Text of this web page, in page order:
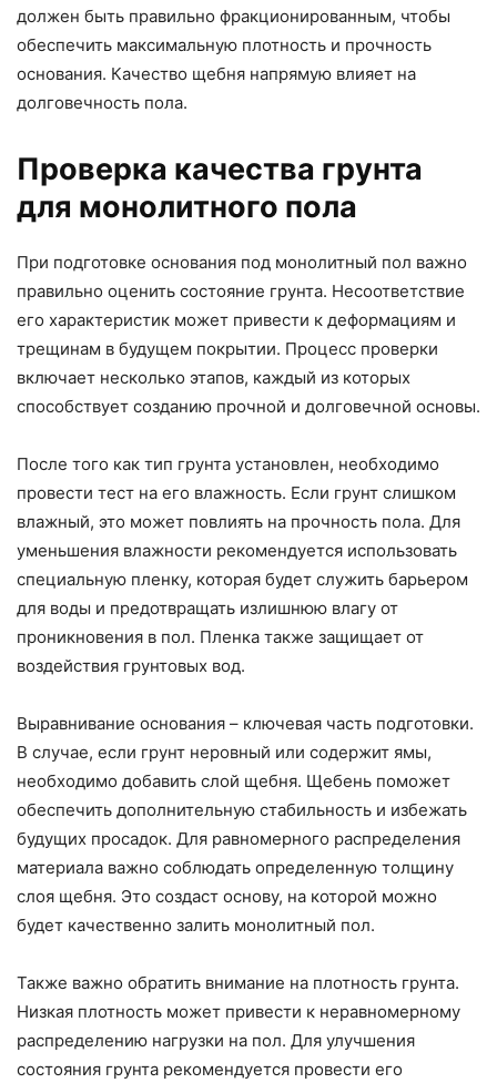
должен быть правильно фракционированным, чтобы
обеспечить максимальную плотность и прочность
основания. Качество щебня напрямую влияет на
долговечность пола.
Проверка качества грунта
для монолитного пола
При подготовке основания под монолитный пол важно
правильно оценить состояние грунта. Несоответствие
его характеристик может привести к деформациям и
трещинам в будущем покрытии. Процесс проверки
включает несколько этапов, каждый из которых
способствует созданию прочной и долговечной основы.
После того как тип грунта установлен, необходимо
провести тест на его влажность. Если грунт слишком
влажный, это может повлиять на прочность пола. Для
уменьшения влажности рекомендуется использовать
специальную пленку, которая будет служить барьером
для воды и предотвращать излишнюю влагу от
проникновения в пол. Пленка также защищает от
воздействия грунтовых вод.
Выравнивание основания – ключевая часть подготовки.
В случае, если грунт неровный или содержит ямы,
необходимо добавить слой щебня. Щебень поможет
обеспечить дополнительную стабильность и избежать
будущих просадок. Для равномерного распределения
материала важно соблюдать определенную толщину
слоя щебня. Это создаст основу, на которой можно
будет качественно залить монолитный пол.
Также важно обратить внимание на плотность грунта.
Низкая плотность может привести к неравномерному
распределению нагрузки на пол. Для улучшения
состояния грунта рекомендуется провести его